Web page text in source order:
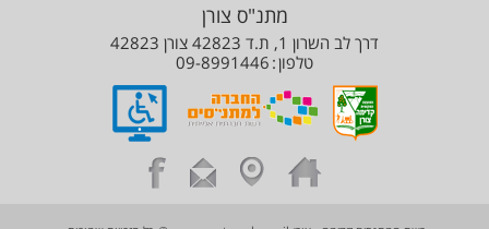
מתנ"ס צורן
דרך לב השרון 1, ת.ד 42823 צורן 42823
טלפון 09-8991446